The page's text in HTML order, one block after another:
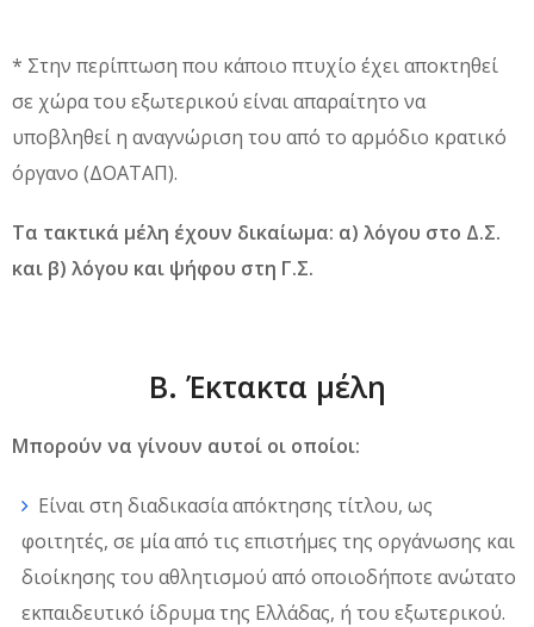
* Στην περίπτωση που κάποιο πτυχίο έχει αποκτηθεί
σε χώρα του εξωτερικού είναι απαραίτητο να
υποβληθεί η αναγνώριση του από το αρμόδιο κρατικό
όργανο (ΔΟΑΤΑΠ).
Τα τακτικά μέλη έχουν δικαίωμα: α) λόγου στο Δ.Σ.
και β) λόγου και ψήφου στη Γ.Σ.
Β. Έκτακτα μέλη
Μπορούν να γίνουν αυτοί οι οποίοι:
Είναι στη διαδικασία απόκτησης τίτλου, ως
φοιτητές, σε μία από τις επιστήμες της οργάνωσης και
διοίκησης του αθλητισμού από οποιοδήποτε ανώτατο
εκπαιδευτικό ίδρυμα της Ελλάδας, ή του εξωτερικού.